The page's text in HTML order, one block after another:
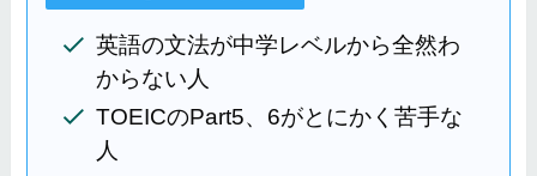
英語の文法が中学レベルから全然わ
からない人
TOEICのPart5、6がとにかく苦手な
人